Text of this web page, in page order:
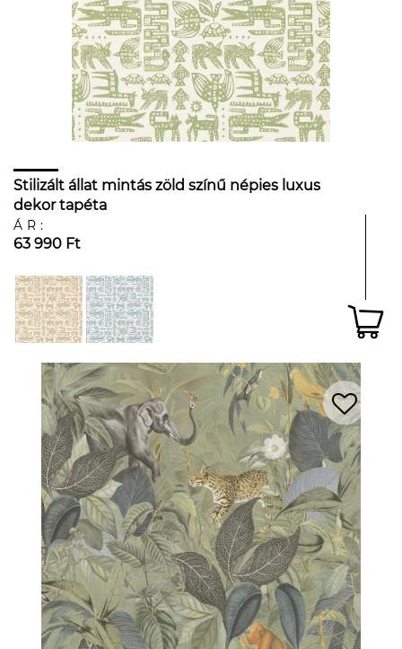
Stilizált állat mintás zöld színű népies luxus
dekor tapéta
ÁR:
63 990 Ft